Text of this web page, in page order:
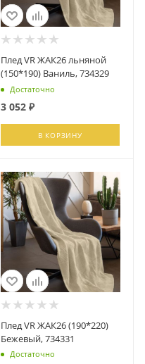
Плед VR ЖАК26 льняной
(150*190) Ваниль, 734329
Достаточно
3 052₽
В КОРЗИНУ
Плед VR ЖАК26 (190*220)
Бежевый, 734331
Достаточно